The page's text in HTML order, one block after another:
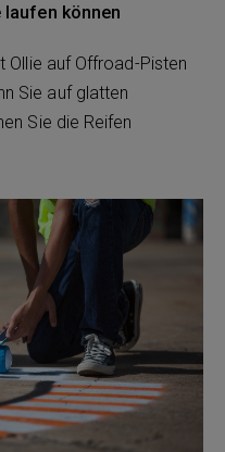
laufen können
Ollie auf Offroad-Pisten
Sie auf glatten
Sie die Reifen